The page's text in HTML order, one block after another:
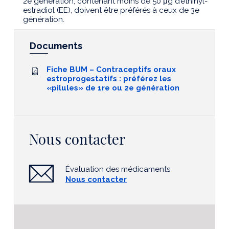
estradiol (EE), doivent être préférés à ceux de 3e
génération.
Documents
Fiche BUM – Contraceptifs oraux
estroprogestatifs : préférez les
«pilules» de 1re ou 2e génération
Nous contacter
Évaluation des médicaments
Nous contacter